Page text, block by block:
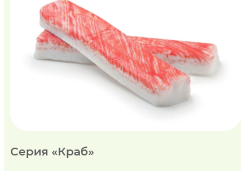
Серия «Краб»